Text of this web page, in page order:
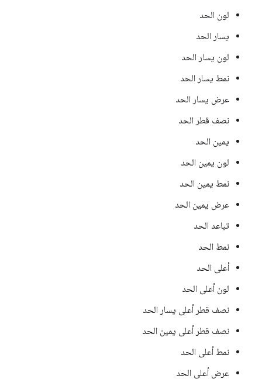
لون الحد
يسار الحد
لون يسار الحد
نمط يسار الحد
عرض يسار الحد
نصف قطر الحد
يمين الحد
لون يمين الحد
نمط يمين الحد
عرض يمين الحد
تباعد الحد
نمط الحد
أعلى الحد
لون أعلى الحد
نصف قطر أعلى يسار الحد
نصف قطر أعلى يمين الحد
نمط أعلى الحد
عرض أعلى الحد